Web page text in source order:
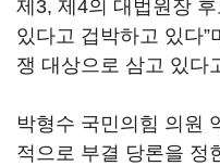
제3, 제4의 대법원장
있다고 겁박하고 있다
쟁 대상으로 삼고 있다
박형수 국민의힘 의원
적으로 부결 당론을 정